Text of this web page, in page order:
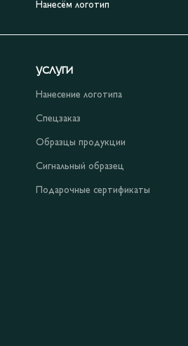
Нанесём логотип
УСЛУГИ
Нанесение логотипа
Спецзаказ
Образцы продукции
Сигнальный образец
Подарочные сертификаты